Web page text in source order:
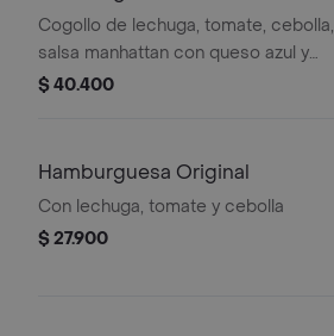
Cogollo de lechuga, tomate, cebolla,
salsa manhattan con queso azul y
topping de tocineta.
$ 40.400
Hamburguesa Original
Con lechuga, tomate y cebolla
$ 27.900